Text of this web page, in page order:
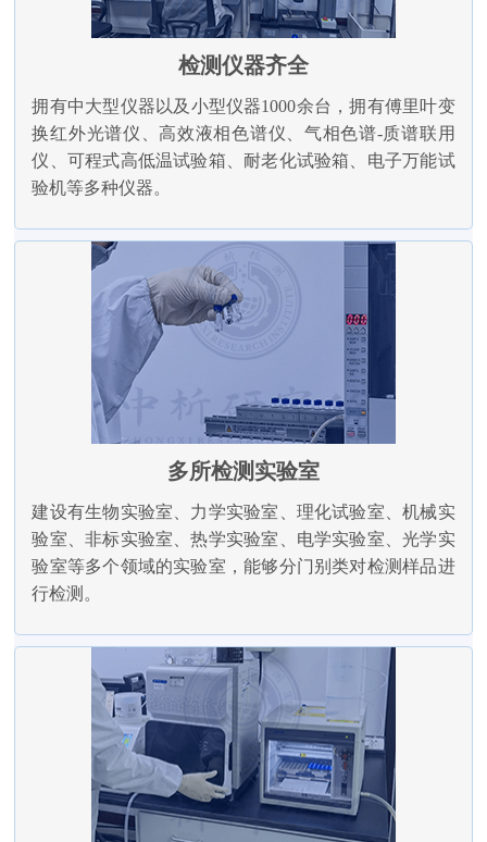
检测仪器齐全
拥有中大型仪器以及小型仪器1000余台，拥有傅里叶变
换红外光谱仪、高效液相色谱仪、气相色谱-质谱联用
仪、可程式高低温试验箱、耐老化试验箱、电子万能试
验机等多种仪器。
多所检测实验室
建设有生物实验室、力学实验室、理化试验室、机械实
验室、非标实验室、热学实验室、电学实验室、光学实
验室等多个领域的实验室，能够分门别类对检测样品进
行检测。